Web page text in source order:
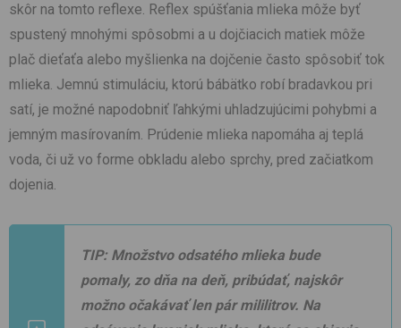
skôr na tomto reflexe. Reflex spúšťania mlieka môže byť
spustený mnohými spôsobmi a u dojčiacich matiek môže
plač dieťaťa alebo myšlienka na dojčenie často spôsobiť tok
mlieka. Jemnú stimuláciu, ktorú bábätko robí bradavkou pri
satí, je možné napodobniť ľahkými uhladzujúcimi pohybmi a
jemným masírovaním. Prúdenie mlieka napomáha aj teplá
voda, či už vo forme obkladu alebo sprchy, pred začiatkom
dojenia.
TIP: Množstvo odsatého mlieka bude
pomaly, zo dňa na deň, pribúdať, najskôr
možno očakávať len pár mililitrov. Na